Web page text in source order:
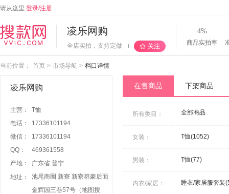
请从这里 登录/注册
凌乐网购
全店实拍，支持定做 关注
4%
商品实拍率
当前位置： 首页 > 市场导航 > 档口详情
凌乐网购
主营：
T恤
电话：
17336101194
微信：
17336101194
QQ：
469361558
产地：
广东省 普宁
地址：
池尾商圈 新寮 新寮群豪后面
金辉园三巷57号（地图搜
在售商品 下架商品
所有类目： 全部商品
女装：
T恤(1052)
男装：
T恤(77)
内衣/家居： 睡衣/家居服套装